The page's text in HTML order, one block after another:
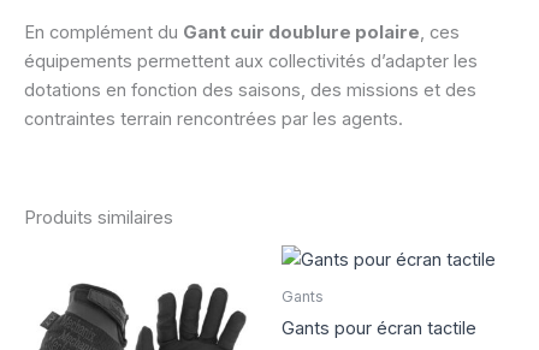
En complément du Gant cuir doublure polaire, ces
équipements permettent aux collectivités d’adapter les
dotations en fonction des saisons, des missions et des
contraintes terrain rencontrées par les agents.
Produits similaires
Gants
Gants pour écran tactile